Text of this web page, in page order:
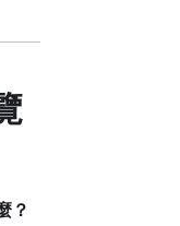
？